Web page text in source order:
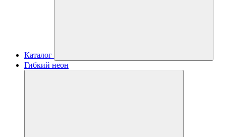
Каталог
Гибкий неон